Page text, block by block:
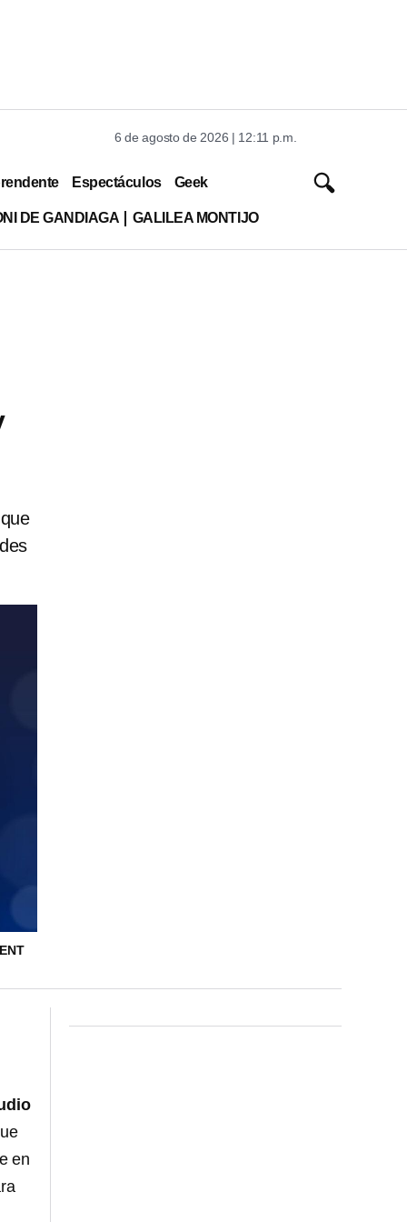
6 de agosto de 2026 | 12:11 p.m.
Espectáculos Geek
DE GANDIAGA GALILEA MONTIJO
en